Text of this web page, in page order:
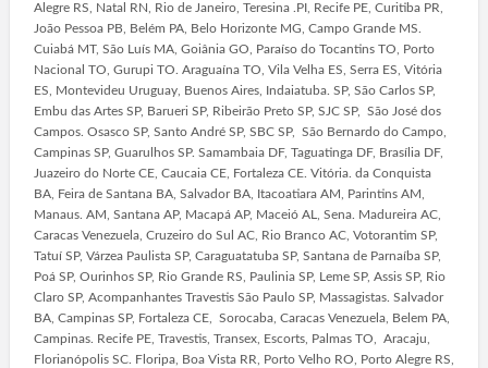
Alegre RS, Natal RN, Rio de Janeiro, Teresina .PI, Recife PE, Curitiba PR,
João Pessoa PB, Belém PA, Belo Horizonte MG, Campo Grande MS.
Cuiabá MT, São Luís MA, Goiânia GO, Paraíso do Tocantins TO, Porto
Nacional TO, Gurupi TO. Araguaína TO, Vila Velha ES, Serra ES, Vitória
ES, Montevideu Uruguay, Buenos Aires, Indaiatuba. SP, São Carlos SP,
Embu das Artes SP, Barueri SP, Ribeirão Preto SP, SJC SP, São José dos
Campos. Osasco SP, Santo André SP, SBC SP, São Bernardo do Campo,
Campinas SP, Guarulhos SP. Samambaia DF, Taguatinga DF, Brasília DF,
Juazeiro do Norte CE, Caucaia CE, Fortaleza CE. Vitória. da Conquista
BA, Feira de Santana BA, Salvador BA, Itacoatiara AM, Parintins AM,
Manaus. AM, Santana AP, Macapá AP, Maceió AL, Sena. Madureira AC,
Caracas Venezuela, Cruzeiro do Sul AC, Rio Branco AC, Votorantim SP,
Tatuí SP, Várzea Paulista SP, Caraguatatuba SP, Santana de Parnaíba SP,
Poá SP, Ourinhos SP, Rio Grande RS, Paulinia SP, Leme SP, Assis SP, Rio
Claro SP, Acompanhantes Travestis São Paulo SP, Massagistas. Salvador
BA, Campinas SP, Fortaleza CE, Sorocaba, Caracas Venezuela, Belem PA,
Campinas. Recife PE, Travestis, Transex, Escorts, Palmas TO, Aracaju,
Florianópolis SC. Floripa, Boa Vista RR, Porto Velho RO, Porto Alegre RS,